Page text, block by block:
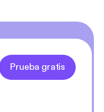
Prueba gratis